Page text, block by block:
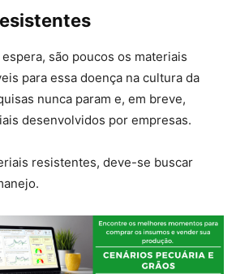
são poucos os materiais
para essa doença na cultura da
nunca param e, em breve,
desenvolvidos por empresas.
resistentes, deve-se buscar